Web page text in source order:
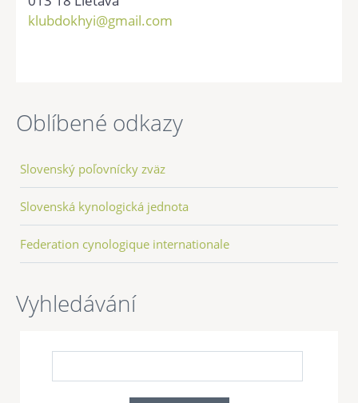
klubdokhyi@gmail.com
Oblíbené odkazy
Slovenský poľovnícky zväz
Slovenská kynologická jednota
Federation cynologique internationale
Vyhledávání